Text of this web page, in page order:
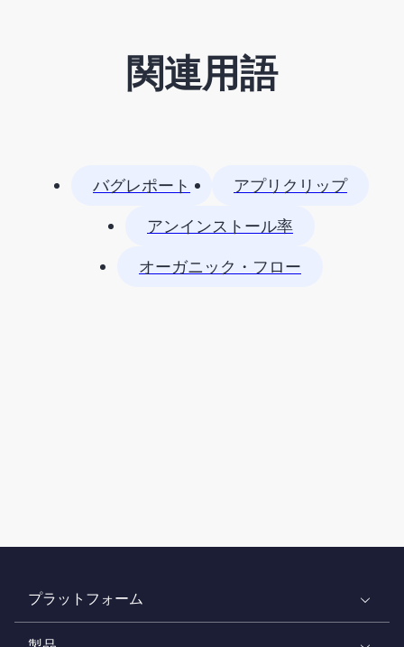
関連用語
バグレポート
アプリクリップ
アンインストール率
オーガニック・フロー
プラットフォーム